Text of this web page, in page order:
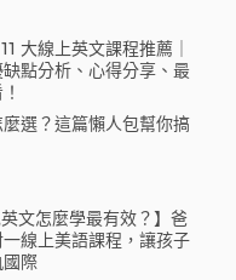
大線上英文課程推薦｜
點分析、心得分享、最
選？這篇懶人包幫你搞
英文怎麼學最有效？】爸
線上美語課程，讓孩子
際